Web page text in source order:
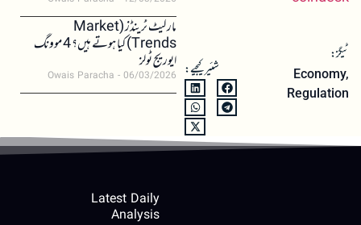
ٹیگز:
Economy,
Regulation
شئیر کیجیے:
مارکیٹ ٹرینڈز (Market
Trends) کیا ہوتے ہیں؟ 4 موونگ
ایوریج ٹولز
Owais Paracha 06/03/2026
Latest Daily
Analysis